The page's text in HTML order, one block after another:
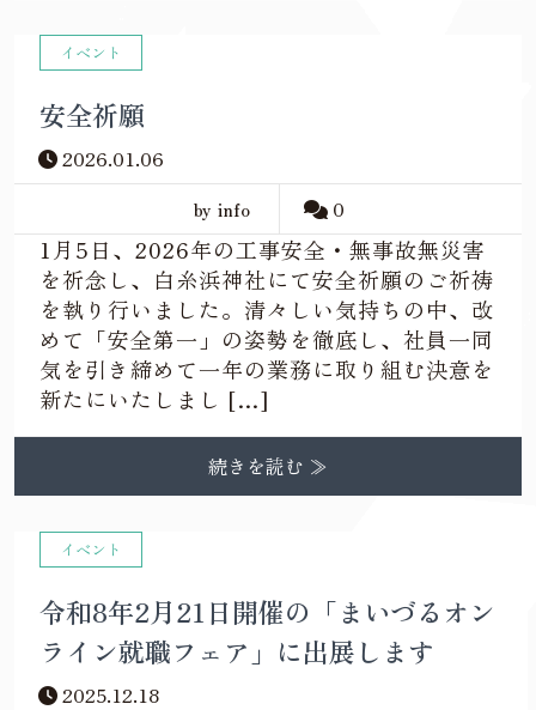
イベント
安全祈願
2026.01.06
by info
0
1月5日、2026年の工事安全・無事故無災害
を祈念し、白糸浜神社にて安全祈願のご祈祷
を執り行いました。清々しい気持ちの中、改
めて「安全第一」の姿勢を徹底し、社員一同
気を引き締めて一年の業務に取り組む決意を
新たにいたしまし […]
続きを読む ≫
イベント
令和8年2月21日開催の「まいづるオン
ライン就職フェア」に出展します
2025.12.18